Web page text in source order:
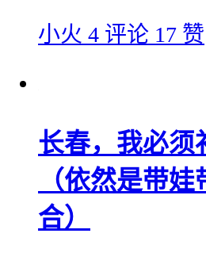
小火 4 评论 17 赞
长春，我必须
（依然是带
合）